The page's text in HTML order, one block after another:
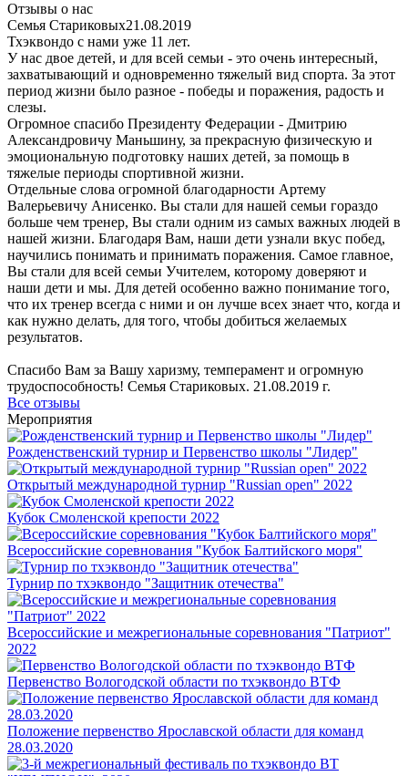
Отзывы о нас
Семья Стариковых21.08.2019
Тхэквондо с нами уже 11 лет.
У нас двое детей, и для всей семьи - это очень интересный,
захватывающий и одновременно тяжелый вид спорта. За этот
период жизни было разное - победы и поражения, радость и
слезы.
Огромное спасибо Президенту Федерации - Дмитрию
Александровичу Маньшину, за прекрасную физическую и
эмоциональную подготовку наших детей, за помощь в
тяжелые периоды спортивной жизни.
Отдельные слова огромной благодарности Артему
Валерьевичу Анисенко. Вы стали для нашей семьи гораздо
больше чем тренер, Вы стали одним из самых важных людей в
нашей жизни. Благодаря Вам, наши дети узнали вкус побед,
научились понимать и принимать поражения. Самое главное,
Вы стали для всей семьи Учителем, которому доверяют и
наши дети и мы. Для детей особенно важно понимание того,
что их тренер всегда с ними и он лучше всех знает что, когда и
как нужно делать, для того, чтобы добиться желаемых
результатов.
Спасибо Вам за Вашу харизму, темперамент и огромную
трудоспособность! Семья Стариковых. 21.08.2019 г.
Все отзывы
Мероприятия
Рожденственский турнир и Первенство школы "Лидер"
Открытый международной турнир "Russian open" 2022
Кубок Смоленской крепости 2022
Всероссийские соревнования "Кубок Балтийского моря"
Турнир по тхэквондо "Защитник отечества"
Всероссийские и межрегиональные соревнования "Патриот"
2022
Первенство Вологодской области по тхэквондо ВТФ
Положение первенство Ярославской области для команд
28.03.2020